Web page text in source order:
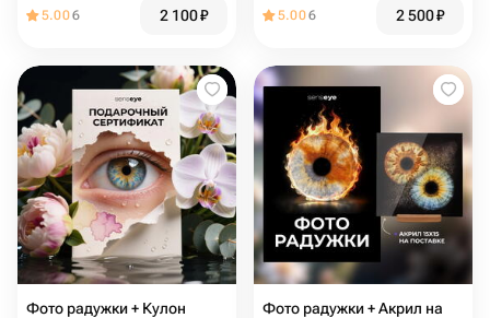
5.006 2 100₽ 5.006 2 500₽
Фото радужки + Кулон
Фото радужки + Акрил на